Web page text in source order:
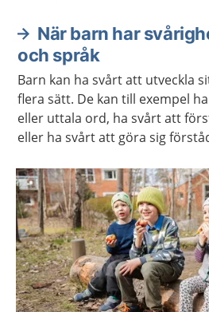
När barn har
och språk
Barn kan ha svårt att utveckla
flera sätt. De kan till exempel
eller uttala ord, ha svårt att
eller ha svårt att göra sig